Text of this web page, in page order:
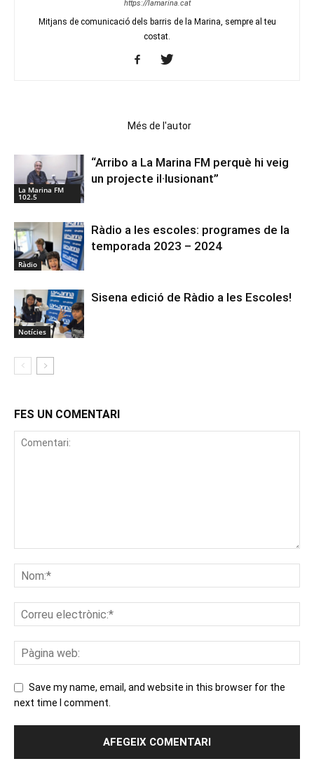
https://lamarina.cat
Mitjans de comunicació dels barris de la Marina, sempre al teu
costat.
Més de l'autor
La Marina FM
102.5
“Arribo a La Marina FM perquè hi veig
un projecte il·lusionant”
Ràdio
Ràdio a les escoles: programes de la
temporada 2023 – 2024
Notícies
Sisena edició de Ràdio a les Escoles!
FES UN COMENTARI
Save my name, email, and website in this browser for the
next time I comment.